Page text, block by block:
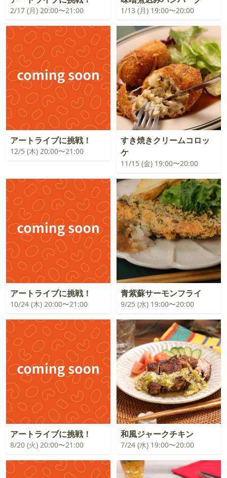
2/17 (月) 20:00〜21:00 1/13 (月) 19:00〜20:00
アートライブに挑戦！
12/5 (木) 20:00〜21:00
すき焼きクリームコロッ
ケ
11/15 (金) 19:00〜20:00
アートライブに挑戦！
10/24 (木) 20:00〜21:00
青紫蘇サーモンフライ
9/25 (水) 19:00〜20:00
アートライブに挑戦！
8/20 (火) 20:00〜21:00
和風ジャークチキン
7/24 (水) 19:00〜20:00